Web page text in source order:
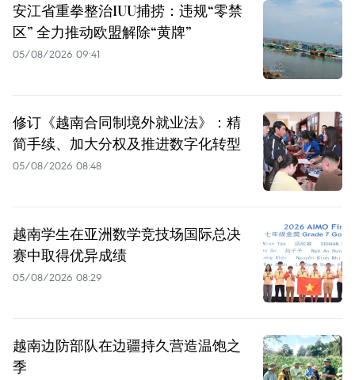
安江省重拳整治IUU捕捞：违规“零禁
区” 全力推动欧盟解除“黄牌”
05/08/2026 09:41
修订《越南合同制境外就业法》：精
简手续、加大分权及推进数字化转型
05/08/2026 08:48
越南学生在亚洲数学竞技场国际总决
赛中取得优异成绩
05/08/2026 08:29
越南边防部队在边疆持久营造温饱之
季